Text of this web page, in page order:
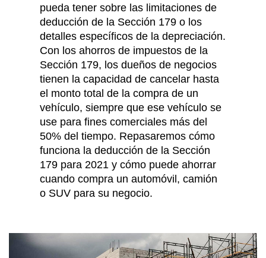
pueda tener sobre las limitaciones de
deducción de la Sección 179 o los
detalles específicos de la depreciación.
Con los ahorros de impuestos de la
Sección 179, los dueños de negocios
tienen la capacidad de cancelar hasta
el monto total de la compra de un
vehículo, siempre que ese vehículo se
use para fines comerciales más del
50% del tiempo. Repasaremos cómo
funciona la deducción de la Sección
179 para 2021 y cómo puede ahorrar
cuando compra un automóvil, camión
o SUV para su negocio.